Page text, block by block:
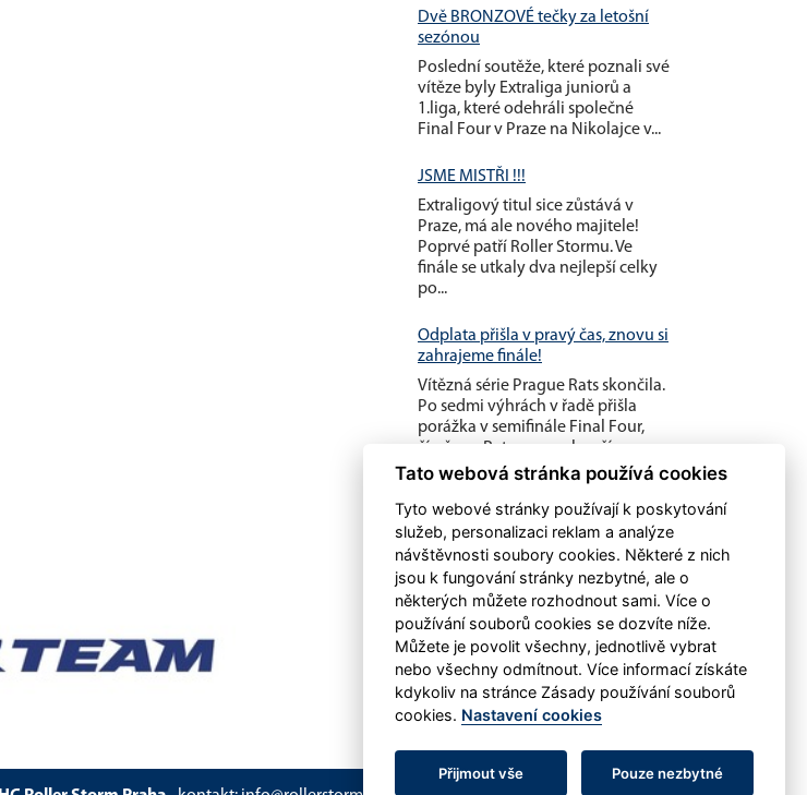
Dvě BRONZOVÉ tečky za letošní
sezónou
Poslední soutěže, které poznali své
vítěze byly Extraliga juniorů a
1.liga, které odehráli společné
Final Four v Praze na Nikolajce v...
JSME MISTŘI !!!
Extraligový titul sice zůstává v
Praze, má ale nového majitele!
Poprvé patří Roller Stormu. Ve
finále se utkaly dva nejlepší celky
po...
Odplata přišla v pravý čas, znovu si
zahrajeme finále!
Vítězná série Prague Rats skončila.
Po sedmi výhrách v řadě přišla
porážka v semifinále Final Four,
čímž pro Rats sezona končí...
Tato webová stránka používá cookies
Tyto webové stránky používají k poskytování
služeb, personalizaci reklam a analýze
návštěvnosti soubory cookies. Některé z nich
jsou k fungování stránky nezbytné, ale o
některých můžete rozhodnout sami. Více o
používání souborů cookies se dozvíte níže.
Můžete je povolit všechny, jednotlivě vybrat
nebo všechny odmítnout. Více informací získáte
kdykoliv na stránce Zásady používání souborů
cookies. Nastavení cookies
Přijmout vše Pouze nezbytné